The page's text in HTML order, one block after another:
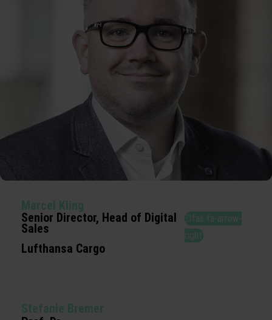
Marcel Kling
Senior Director, Head of Digital
Sales
Lufthansa Cargo
fas fa-arrow-
right
Stefanie Bremer